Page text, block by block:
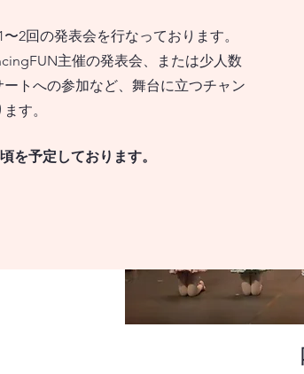
2回の発表会を行なっております。
主催の発表会、または少人数
トへの参加など、舞台に立つチャン
す。
を予定しております。